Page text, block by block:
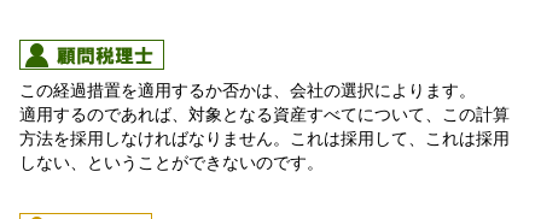
この経過措置を適用するか否かは、会社の選択によります。
適用するのであれば、対象となる資産すべてについて、この計算
方法を採用しなければなりません。これは採用して、これは採用
しない、ということができないのです。